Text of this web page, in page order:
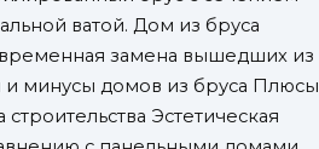
ватой. Дом из бруса
замена вышедших из
и минусы домов из бруса Плюсы
Эстетическая